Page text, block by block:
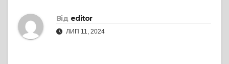
Від editor
ЛИП 11, 2024